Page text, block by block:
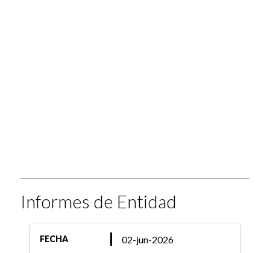
Informes de Entidad
FECHA 02-jun-2026